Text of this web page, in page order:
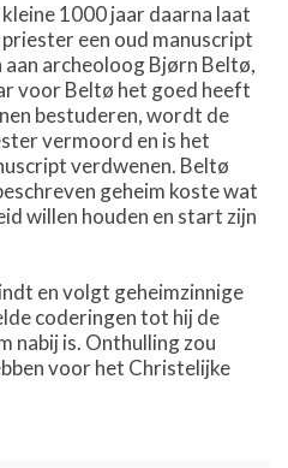
kleine 1000 jaar daarna laat
priester een oud manuscript
aan archeoloog Bjørn Beltø,
voor Beltø het goed heeft
bestuderen, wordt de
vermoord en is het
verdwenen. Beltø
geheim koste wat
willen houden en start zijn
en volgt geheimzinnige
coderingen tot hij de
nabij is. Onthulling zou
voor het Christelijke